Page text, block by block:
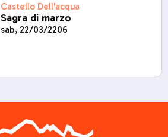
Castello Dell'acqua
Sagra di marzo
sab, 22/03/2206